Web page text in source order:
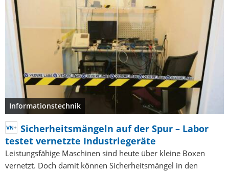
Informationstechnik
Sicherheitsmängeln auf der Spur – Labor
testet vernetzte Industriegeräte
Leistungsfähige Maschinen sind heute über kleine Boxen
vernetzt. Doch damit können Sicherheitsmängel in den